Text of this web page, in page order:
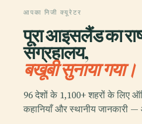
आपका निजी क्यूरेटर
पूरा आइसलैंड का
संग्रहालय,
बखूबी सुनाया गया।
96 देशों के 1,100+ शहरों के लिए
कहानियाँ और स्थानीय जानकारी